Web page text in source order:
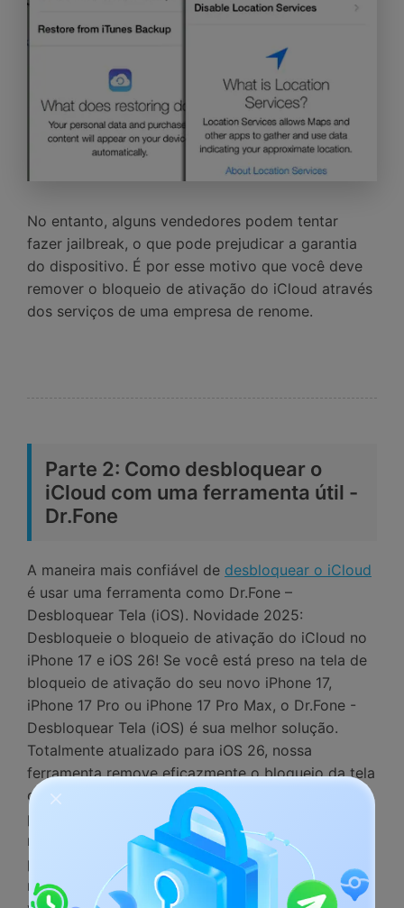
No entanto, alguns vendedores podem tentar
fazer jailbreak, o que pode prejudicar a garantia
do dispositivo. É por esse motivo que você deve
remover o bloqueio de ativação do iCloud através
dos serviços de uma empresa de renome.
Parte 2: Como desbloquear o
iCloud com uma ferramenta útil -
Dr.Fone
A maneira mais confiável de desbloquear o iCloud
é usar uma ferramenta como Dr.Fone –
Desbloquear Tela (iOS). Novidade 2025:
Desbloqueie o bloqueio de ativação do iCloud no
iPhone 17 e iOS 26! Se você está preso na tela de
bloqueio de ativação do seu novo iPhone 17,
iPhone 17 Pro ou iPhone 17 Pro Max, o Dr.Fone -
Desbloquear Tela (iOS) é sua melhor solução.
Totalmente atualizado para iOS 26, nossa
ferramenta remove eficazmente o bloqueio da tela
do iPhone 17 sem a senha, funcionando
perfeitamente com todos os modelos mais
recentes. Com suporte nativo ao iOS 26, você
pode desbloquear iCloud no iPhone 17
rapidamente e com segurança. Não importa se